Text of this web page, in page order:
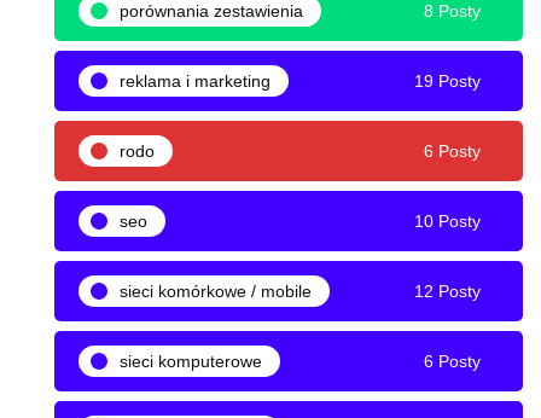
porównania zestawienia 8 Posty
reklama i marketing 19 Posty
rodo 6 Posty
seo 10 Posty
sieci komórkowe / mobile 12 Posty
sieci komputerowe 6 Posty